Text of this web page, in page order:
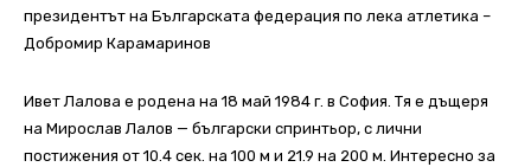
президентът на Българската федерация по лека атлетика –
Добромир Карамаринов
Ивет Лалова е родена на 18 май 1984 г. в София. Тя е дъщеря
на Мирослав Лалов — български спринтьор, с лични
постижения от 10.4 сек. на 100 м и 21.9 на 200 м. Интересно за